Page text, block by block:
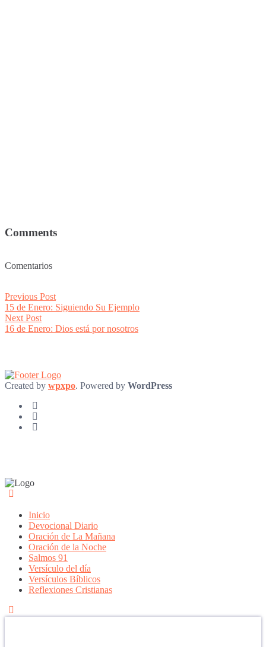
Comments
Comentarios
Post
navigation
Previous PostPrevious
post:
15 de Enero: Siguiendo Su Ejemplo
Next PostNext
post:
16 de Enero: Dios está por nosotros
Created by wpxpo. Powered by WordPress
Inicio
Devocional Diario
Oración de La Mañana
Oración de la Noche
Salmos 91
Versículo del día
Versículos Bíblicos
Reflexiones Cristianas